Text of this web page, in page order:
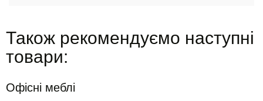
Також рекомендуємо наступні
товари:
Офісні меблі